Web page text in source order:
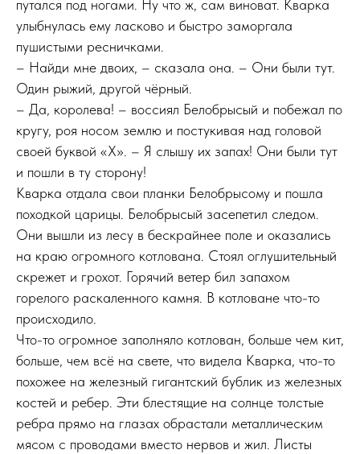
путался под ногами. Ну что ж, сам виноват. Кварка
улыбнулась ему ласково и быстро заморгала
пушистыми ресничками.
– Найди мне двоих, – сказала она. – Они были тут.
Один рыжий, другой чёрный.
– Да, королева! – воссиял Белобрысый и побежал по
кругу, роя носом землю и постукивая над головой
своей буквой «Х». – Я слышу их запах! Они были тут
и пошли в ту сторону!
Кварка отдала свои планки Белобрысому и пошла
походкой царицы. Белобрысый засепетил следом.
Они вышли из лесу в бескрайнее поле и оказались
на краю огромного котлована. Стоял оглушительный
скрежет и грохот. Горячий ветер бил запахом
горелого раскаленного камня. В котловане что-то
происходило.
Что-то огромное заполняло котлован, больше чем кит,
больше, чем всё на свете, что видела Кварка, что-то
похожее на железный гигантский бублик из железных
костей и ребер. Эти блестящие на солнце толстые
ребра прямо на глазах обрастали металлическим
мясом с проводами вместо нервов и жил. Листы